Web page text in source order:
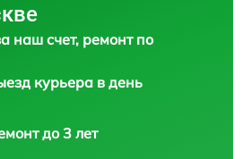
наш счет, ремонт по
курьера в день
до 3 лет